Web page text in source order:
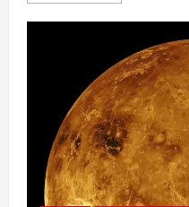
Цікаві
Францію:
секрети
країни,
яка
зачаровує
мільйони